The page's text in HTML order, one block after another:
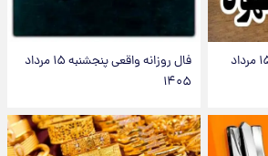
فال قهوه روزانه پنجشنبه ۱۵ مرداد
فال روزانه واقعی پنجشنبه ۱۵ مرداد
۱۴۰۵